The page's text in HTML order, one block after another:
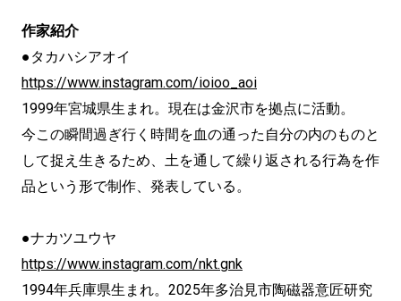
作家紹介
●タカハシアオイ
https://www.instagram.com/ioioo_aoi
1999年宮城県生まれ。現在は金沢市を拠点に活動。
今この瞬間過ぎ行く時間を血の通った自分の内のものと
して捉え生きるため、土を通して繰り返される行為を作
品という形で制作、発表している。
●ナカツユウヤ
https://www.instagram.com/nkt.gnk
1994年兵庫県生まれ。2025年多治見市陶磁器意匠研究